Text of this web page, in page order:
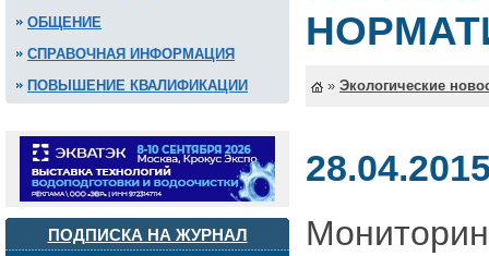
ОБЩЕНИЕ
СПРАВОЧНАЯ ИНФОРМАЦИЯ
ПОВЫШЕНИЕ КВАЛИФИКАЦИИ
ПОДПИСКА НА ЖУРНАЛ
» Экологические